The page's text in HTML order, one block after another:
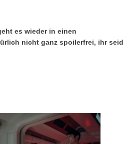
es wieder in einen
nicht ganz spoilerfrei, ihr seid